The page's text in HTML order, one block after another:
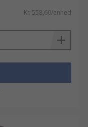
Kr. 558,60/enhed